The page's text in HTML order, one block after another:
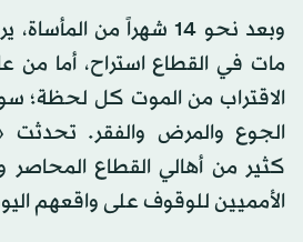
وبعد نحو 14 شهراً من
مات في القطاع استراح، أما من
الاقتراب من الموت كل لحظة؛
الجوع والمرض والفقر. تحدثت
كثير من أهالي القطاع المحاصر
الأمميين للوقوف على واقعهم